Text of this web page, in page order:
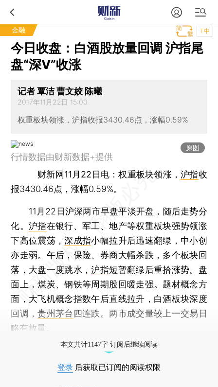
金融 T中
今日收盘：白酒股放量回调 沪指尾
盘“深V”收涨
记者 覃洁 曹文姣 陈曦
2017年11月22日 15:00
权重板块领涨，沪指收报3430.46点，涨幅0.59%
原图
行情数据由财新数据+提供
财新网11月22日电 ：权重板块领涨，沪指收
报3430.46点，涨幅0.59%。
11月22日沪深两市早盘平淡开盘，随后走势分
化。沪指在银行、军工、地产等权重板块强势领涨
下高位震荡，深成指小幅拉升后迅速翻绿，中小创
亦走弱。午后，保险、券商大幅杀跌，多个板块回
落，大盘一度跳水，沪指短暂翻绿后重拾涨势。盘
面上，煤炭、钢铁等周期股回暖走强。题材概念方
面，大飞机概念指数午后直线拉升，白酒板块深度
回调，贵州茅台 四连跌。两市成交量较上一交易日
略有放量。
本文共计1147字 订阅后继续阅读
登录 后获取已订阅的阅读权限